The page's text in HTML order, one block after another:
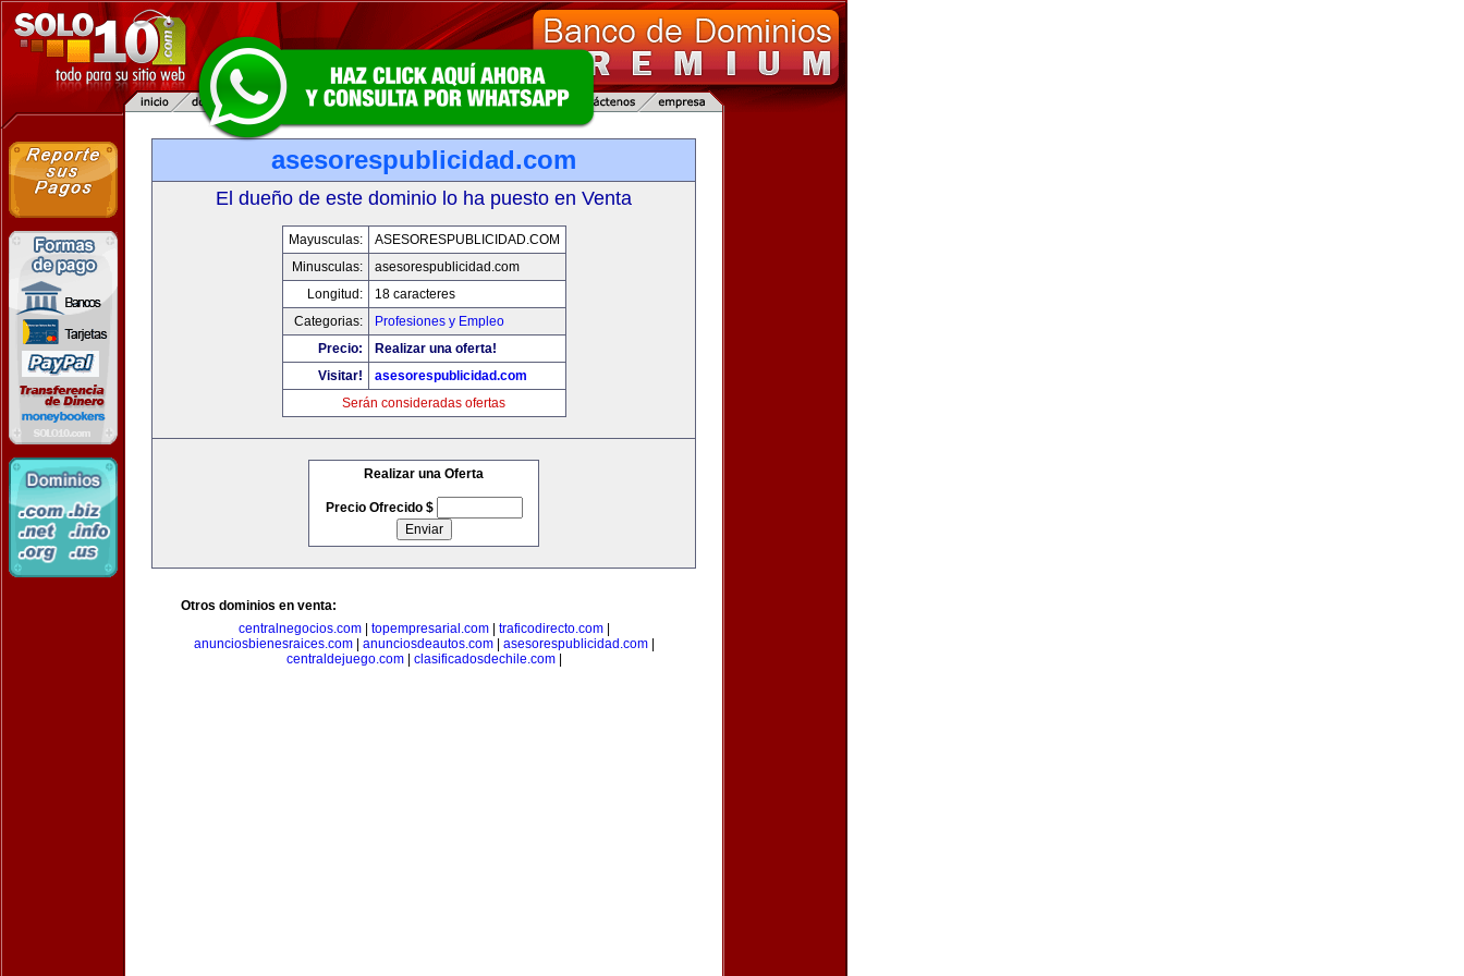
asesorespublicidad.com
El dueño de este dominio lo ha puesto en Venta
Mayusculas:
ASESORESPUBLICIDAD.COM
Minusculas:
asesorespublicidad.com
Longitud:
18 caracteres
Categorias:
Profesiones y Empleo
Precio:
Realizar una oferta!
Visitar!
asesorespublicidad.com
Serán consideradas ofertas
Realizar una Oferta
Precio Ofrecido $
Otros dominios en venta:
centralnegocios.com| topempresarial.com| traficodirecto.com|
anunciosbienesraices.com| anunciosdeautos.com| asesorespublicidad.com|
centraldejuego.com| clasificadosdechile.com|